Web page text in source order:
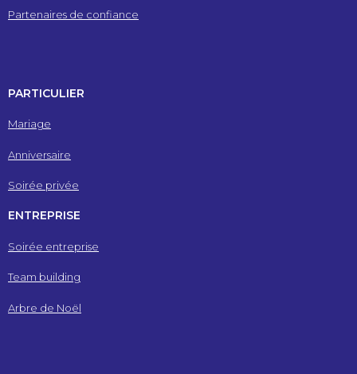
Partenaires de confiance
PARTICULIER
Mariage
Anniversaire
Soirée privée
ENTREPRISE
Soirée entreprise
Team building
Arbre de Noël